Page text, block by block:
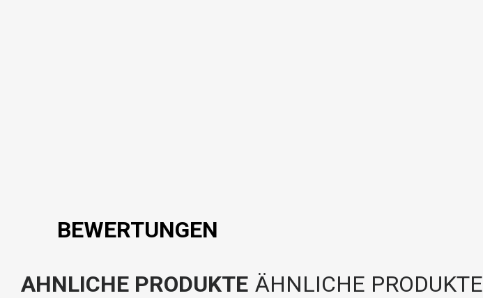
BEWERTUNGEN
AHNLICHE PRODUKTE ÄHNLICHE PRODUKTE